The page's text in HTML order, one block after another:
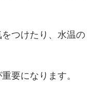
つけたり、水温の
要になります。